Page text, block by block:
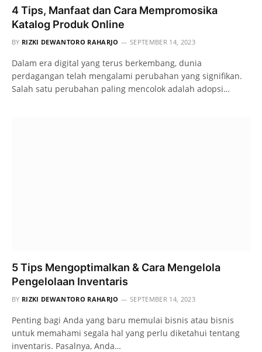
4 Tips, Manfaat dan Cara Mempromosika
Katalog Produk Online
BY RIZKI DEWANTORO RAHARJO SEPTEMBER 14, 2023
Dalam era digital yang terus berkembang, dunia
perdagangan telah mengalami perubahan yang signifikan.
Salah satu perubahan paling mencolok adalah adopsi…
5 Tips Mengoptimalkan & Cara Mengelola
Pengelolaan Inventaris
BY RIZKI DEWANTORO RAHARJO SEPTEMBER 14, 2023
Penting bagi Anda yang baru memulai bisnis atau bisnis
untuk memahami segala hal yang perlu diketahui tentang
inventaris. Pasalnya, Anda…